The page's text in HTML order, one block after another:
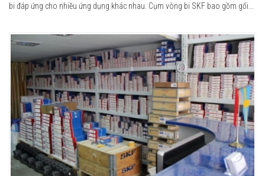
bi đáp ứng cho nhiều ứng dụng khác nhau. Cụm vòng bi SKF bao gồm gối...